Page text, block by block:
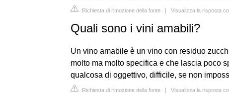
Richiesta di rimozione della fonte | Visualizza la risposta
Quali sono i vini amabili?
Un vino amabile è un vino con residuo
molto ma molto specifica e che lascia poco
qualcosa di oggettivo, difficile, se non
Richiesta di rimozione della fonte | Visualizza la risposta